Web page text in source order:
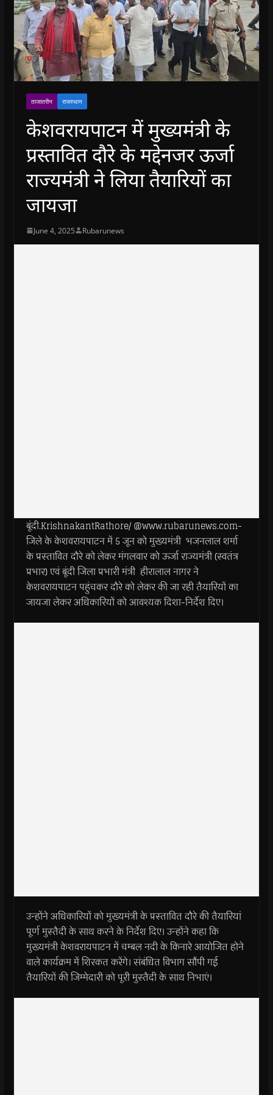
ताजातरीन राजस्थान
केशवरायपाटन में मुख्यमंत्री के
प्रस्तावित दौरे के मद्देनजर ऊर्जा
राज्‍यमंत्री ने लिया तैयारियों का
जायजा
June 4, 2025 Rubarunews
बूंदी.KrishnakantRathore/ @www.rubarunews.com-
जिले के केशवरायपाटन में 5 जून को मुख्यमंत्री भजनलाल शर्मा
के प्रस्तावित दौरे को लेकर मंगलवार को ऊर्जा राज्‍यमंत्री (स्वतंत्र
प्रभार) एवं बूंदी जिला प्रभारी मंत्री हीरालाल नागर ने
केशवरायपाटन पहुंचकर दौरे को लेकर की जा रही तैयारियों का
जायजा लेकर अधिकारियों को आवश्यक दिशा-निर्देश दिए।
उन्होंने अधिकारियों को मुख्यमंत्री के प्रस्तावित दौरे की तैयारियां
पूर्ण मुस्तैदी के साथ करने के निर्देश दिए। उन्होंने कहा कि
मुख्यमंत्री केशवरायपाटन में चम्‍बल नदी के किनारे आयोजित होने
वाले कार्यक्रम में शिरकत करेंगे। संबंधित विभाग सौंपी गई
तैयारियों की जिम्मेदारी को पूरी मुस्तैदी के साथ निभाएं।